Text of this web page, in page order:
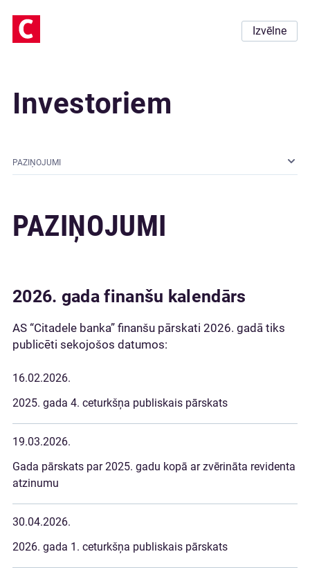
Izvēlne
Investoriem
PAZIŅOJUMI
PAZIŅOJUMI
2026. gada finanšu kalendārs
AS “Citadele banka” finanšu pārskati 2026. gadā tiks
publicēti sekojošos datumos:
16.02.2026.
2025. gada 4. ceturkšņa publiskais pārskats
19.03.2026.
Gada pārskats par 2025. gadu kopā ar zvērināta revidenta
atzinumu
30.04.2026.
2026. gada 1. ceturkšņa publiskais pārskats